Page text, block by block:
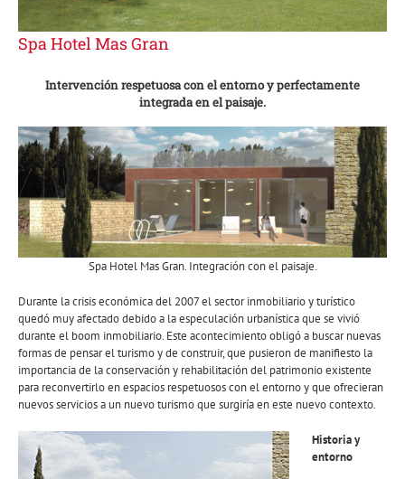
Spa Hotel Mas Gran
Intervención respetuosa con el entorno y perfectamente
integrada en el paisaje.
Spa Hotel Mas Gran. Integración con el paisaje.
Durante la crisis económica del 2007 el sector inmobiliario y turístico
quedó muy afectado debido a la especulación urbanística que se vivió
durante el boom inmobiliario. Este acontecimiento obligó a buscar nuevas
formas de pensar el turismo y de construir, que pusieron de manifiesto la
importancia de la conservación y rehabilitación del patrimonio existente
para reconvertirlo en espacios respetuosos con el entorno y que ofrecieran
nuevos servicios a un nuevo turismo que surgiría en este nuevo contexto.
Historia y
entorno